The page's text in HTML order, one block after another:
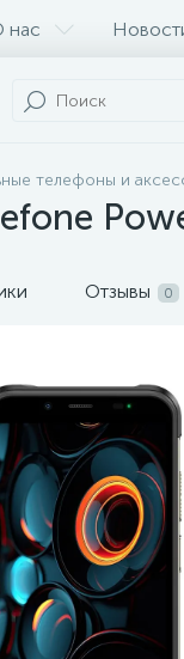
нас
телефоны и
Отзывы 0